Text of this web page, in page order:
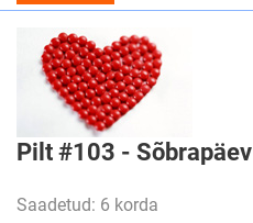
Pilt #103 - Sõbrapäev
Saadetud: 6 korda